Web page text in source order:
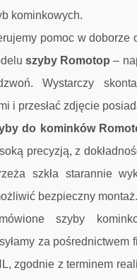
kominkowych.
pomoc w doborze
szyby Romotop –
Wystarczy
i przesłać zdjęcie
do kominków
precyzją, z
szkła starannie
bezpieczny montaż.
szyby
za pośrednictwem
zgodnie z terminem